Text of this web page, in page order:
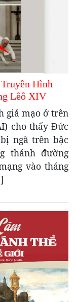
Hình
Lêô XIV
giả mạo ở trên
cho thấy Đức
ngã trên bậc
thánh đường
vào tháng